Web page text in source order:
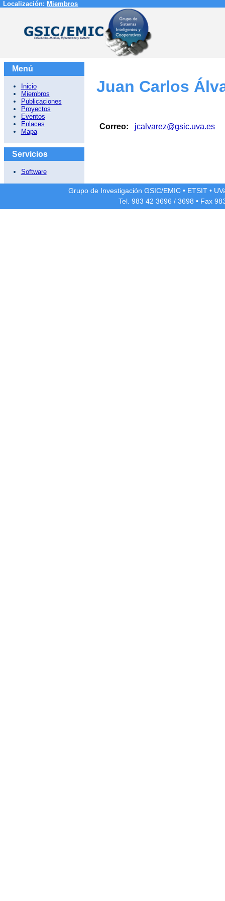
Localización: Miembros
Menú
Inicio
Miembros
Publicaciones
Proyectos
Eventos
Enlaces
Mapa
Servicios
Software
Juan Carlos
Correo: jcalvarez@gsic.uva.es
Grupo de Investigación GSIC/EMIC • ETSIT •
Tel. 983 42 3696 / 3698 • Fax